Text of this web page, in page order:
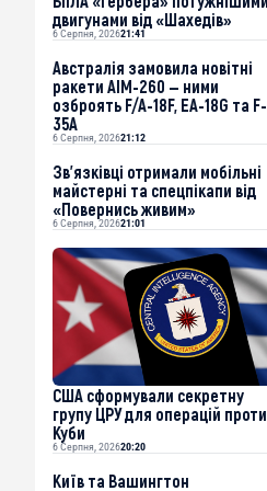
двигунами від «Шахедів»
6 Серпня, 202621:41
Австралія замовила новітні
ракети AIM-260 — ними
озброять F/A-18F, EA-18G та F-
35A
6 Серпня, 202621:12
Зв’язківці отримали мобільні
майстерні та спецпікапи від
«Повернись живим»
6 Серпня, 202621:01
США сформували секретну
групу ЦРУ для операцій проти
Куби
6 Серпня, 202620:20
Київ та Вашингтон